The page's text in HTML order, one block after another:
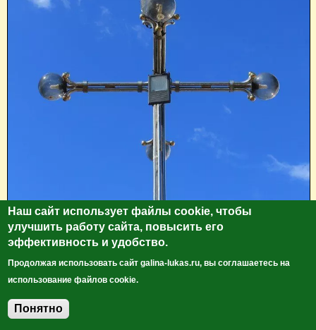
Наш сайт использует файлы cookie, чтобы
улучшить работу сайта, повысить его
эффективность и удобство.
Продолжая использовать сайт galina-lukas.ru, вы соглашаетесь на
использование файлов cookie.
Понятно